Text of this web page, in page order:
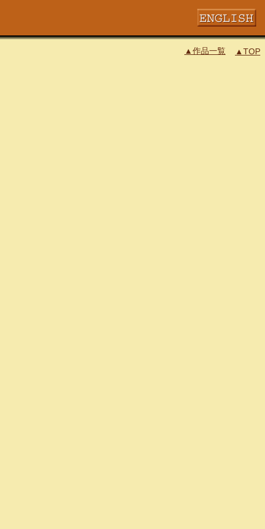
▲作品一覧 ▲TOP